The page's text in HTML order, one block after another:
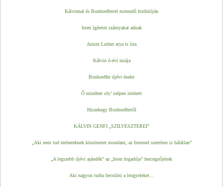
Kálvinnal és Bonhoefferrel esztendő fordulóján
Isten ígéretei szárnyakat adnak
Amint Luther atya is írta
Kálvin ó-évi imája
Bonhoeffer újévi éneke
Ő mindent oly’ szépen intézett
Hiszekegy Bonhoeffertől
KÁLVIN GENFI „SZILVESZTEREI”
„Aki nem tud embereknek köszönetet mondani, az Istennel szemben is hálátlan”
„A legszebb újévi ajándék” az „Isten fogadója” hercegnőjének
Aki nagyon tudta becsülni a lengyeleket...